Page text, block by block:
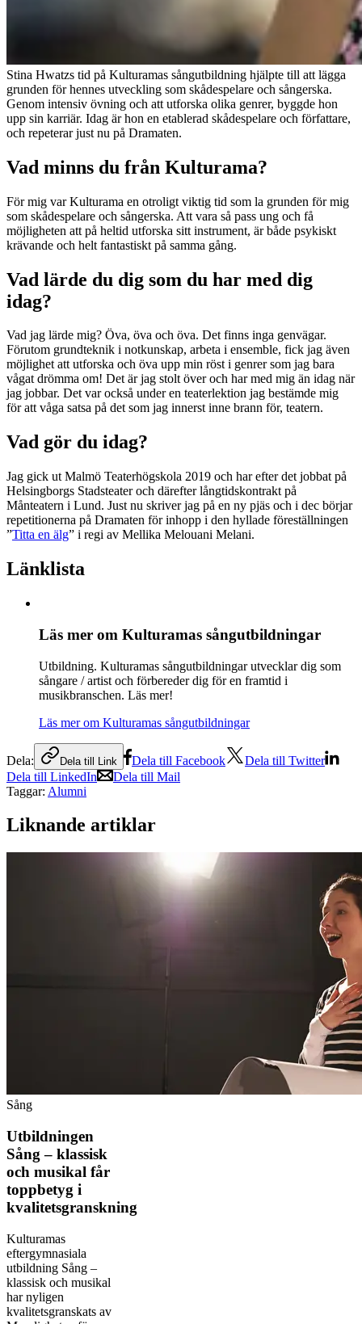
Stina Hwatzs tid på Kulturamas sångutbildning hjälpte till att lägga
grunden för hennes utveckling som skådespelare och sångerska.
Genom intensiv övning och att utforska olika genrer, byggde hon
upp sin karriär. Idag är hon en etablerad skådespelare och författare,
och repeterar just nu på Dramaten.
Vad minns du från Kulturama?
För mig var Kulturama en otroligt viktig tid som la grunden för mig
som skådespelare och sångerska. Att vara så pass ung och få
möjligheten att på heltid utforska sitt instrument, är både psykiskt
krävande och helt fantastiskt på samma gång.
Vad lärde du dig som du har med dig
idag?
Vad jag lärde mig? Öva, öva och öva. Det finns inga genvägar.
Förutom grundteknik i notkunskap, arbeta i ensemble, fick jag även
möjlighet att utforska och öva upp min röst i genrer som jag bara
vågat drömma om! Det är jag stolt över och har med mig än idag när
jag jobbar. Det var också under en teaterlektion jag bestämde mig
för att våga satsa på det som jag innerst inne brann för, teatern.
Vad gör du idag?
Jag gick ut Malmö Teaterhögskola 2019 och har efter det jobbat på
Helsingborgs Stadsteater och därefter långtidskontrakt på
Månteatern i Lund. Just nu skriver jag på en ny pjäs och i dec börjar
repetitionerna på Dramaten för inhopp i den hyllade föreställningen
”Titta en älg” i regi av Mellika Melouani Melani.
Länklista
Läs mer om Kulturamas sångutbildningar
Utbildning. Kulturamas sångutbildningar utvecklar dig som
sångare / artist och förbereder dig för en framtid i
musikbranschen. Läs mer!
Läs mer om Kulturamas sångutbildningar
Dela: Dela till Link Dela till Facebook
Dela till Twitter
Dela till LinkedIn
Dela till Mail
Taggar: Alumni
Liknande artiklar
Sång
Utbildningen
Sång – klassisk
och musikal får
toppbetyg i
kvalitetsgranskning
Kulturamas
eftergymnasiala
utbildning Sång –
klassisk och musikal
har nyligen
kvalitetsgranskats av